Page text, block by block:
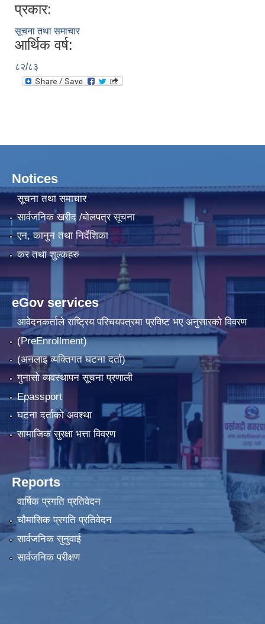
प्रकार:
सूचना तथा समाचार
आर्थिक वर्ष:
८२/८३
Notices
सूचना तथा समाचार
सार्वजनिक खरीद /बोलपत्र सूचना
एन, कानुन तथा निर्देशिका
कर तथा शुल्कहरु
eGov services
आवेदनकर्ताले राष्‍ट्रिय परिचयपत्रमा प्रविष्ट भए अनुसारको विवरण
(PreEnrollment)
(अनलाइ व्यक्तिगत घटना दर्ता)
गुनासो व्यवस्थापन सूचना प्रणाली
Epassport
घटना दर्ताको अवश्था
सामाजिक सुरक्षा भत्ता विवरण
Reports
वार्षिक प्रगति प्रतिवेदन
चौमासिक प्रगति प्रतिवेदन
सार्वजनिक सुनुवाई
सार्वजनिक परीक्षण